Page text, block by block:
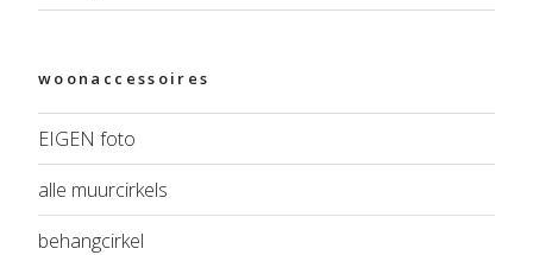
woonaccessoires
EIGEN foto
alle muurcirkels
behangcirkel